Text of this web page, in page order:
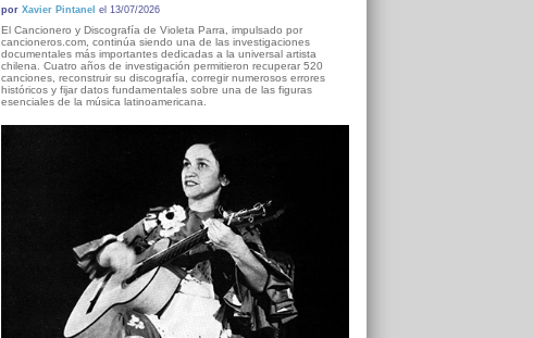
por Xavier Pintanel el 13/07/2026
El Cancionero y Discografía de Violeta Parra, impulsado por
cancioneros.com, continúa siendo una de las investigaciones
documentales más importantes dedicadas a la universal artista
chilena. Cuatro años de investigación permitieron recuperar 520
canciones, reconstruir su discografía, corregir numerosos errores
históricos y fijar datos fundamentales sobre una de las figuras
esenciales de la música latinoamericana.